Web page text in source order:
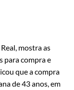
mostra as
para compra e
que a compra
de 43 anos, em